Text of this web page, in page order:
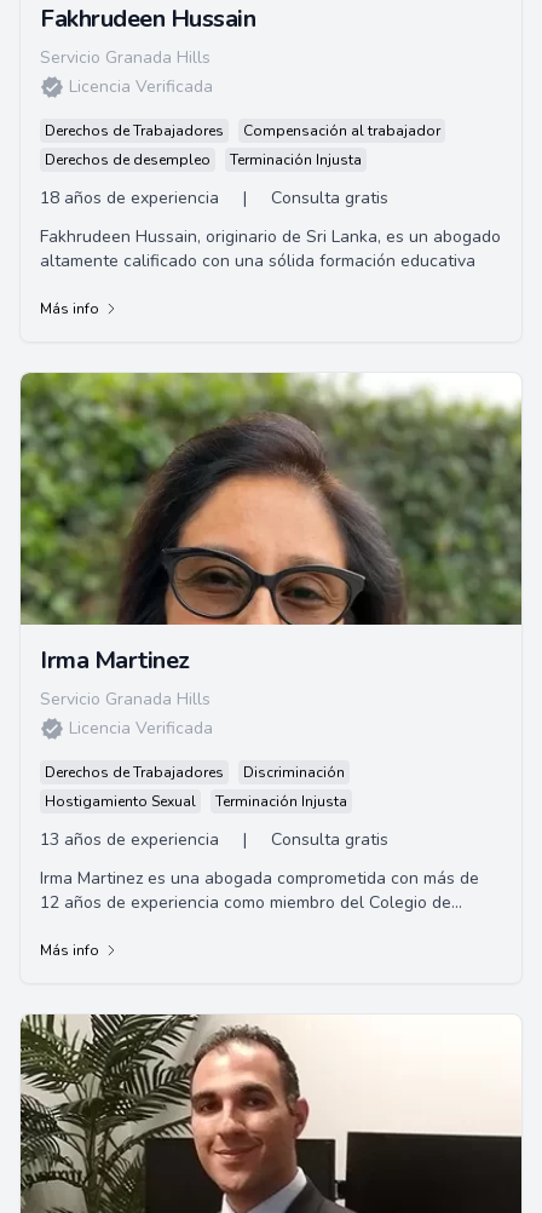
Fakhrudeen Hussain
Servicio Granada Hills
Licencia Verificada
Derechos de Trabajadores
Compensación al trabajador
Derechos de desempleo
Terminación Injusta
18 años de experiencia |
Consulta gratis
Fakhrudeen Hussain, originario de Sri Lanka, es un abogado
altamente calificado con una sólida formación educativa
Más info
Irma Martinez
Servicio Granada Hills
Licencia Verificada
Derechos de Trabajadores
Discriminación
Hostigamiento Sexual
Terminación Injusta
13 años de experiencia |
Consulta gratis
Irma Martinez es una abogada comprometida con más de
12 años de experiencia como miembro del Colegio de
Más info